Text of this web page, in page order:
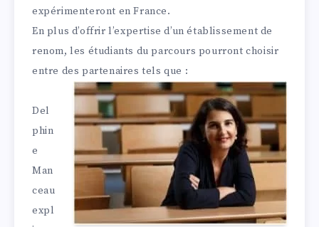
expérimenteront en France.
En plus d’offrir l’expertise d’un établissement de
renom, les étudiants du parcours pourront choisir
entre des partenaires tels que :
Del
phin
e
Man
ceau
expl